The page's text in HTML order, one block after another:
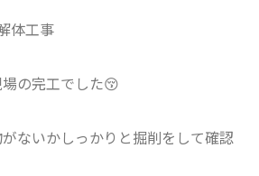
体工事
の完工でした😚
ないかしっかりと掘削をして確認